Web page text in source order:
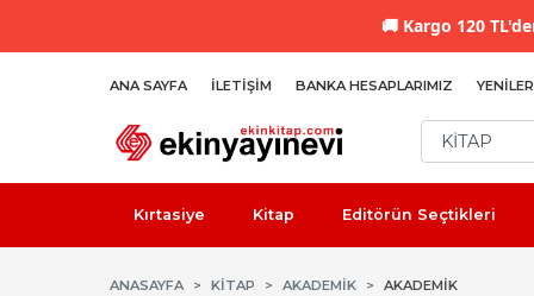
🚚 Kargo 120
ANA SAYFA İLETIŞIM BANKA HESAPLARIMIZ YENILER
Kırtasiye Kitap Editörün Seçtikleri
ANASAYFA KİTAP AKADEMIK AKADEMIK